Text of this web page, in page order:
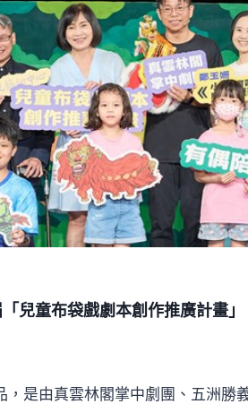
童布袋戲劇本創作推廣計畫」
，是由真雲林閣掌中劇團、五洲勝